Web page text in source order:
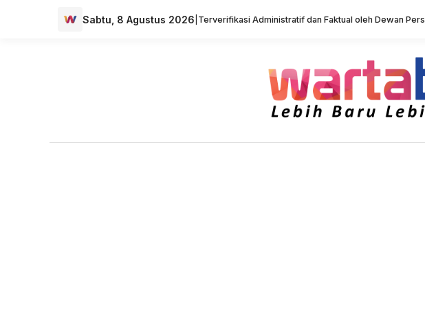
Sabtu, 8 Agustus 2026 Terverifikasi Administratif dan Faktual oleh Dewan Pers